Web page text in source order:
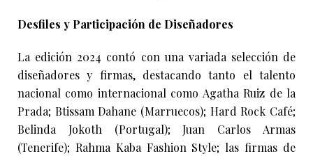
Desfiles y Participación de Diseñadores
La edición 2024 contó con una variada selección de
diseñadores y firmas, destacando tanto el talento
nacional como internacional como Agatha Ruiz de la
Prada; Btissam Dahane (Marruecos); Hard Rock Café;
Belinda Jokoth (Portugal); Juan Carlos Armas
(Tenerife); Rahma Kaba Fashion Style; las firmas de